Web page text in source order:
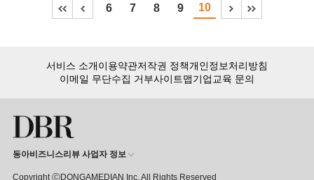
6 7 8 9 10
서비스 소개이용약관저작권 정책개인정보처리방침
이메일 무단수집 거부사이트맵기업교육 문의
동아비즈니스리뷰 사업자 정보
Copyright ⒸDONGAMEDIAN Inc. All Rights Reserved